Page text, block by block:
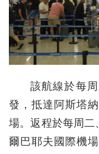
該航線於每
發，抵達阿斯塔
場。返程於每周
爾巴耶夫國際機